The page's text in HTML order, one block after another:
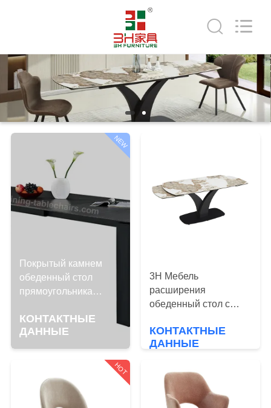
ДОМ
ПРОДУКТЫ
О
ПУТЕШЕСТВИЕ
ФАБРИКИ
ПРОВЕРКА
КАЧЕСТВА
КОНТАКТ
США
ЦИТАТУ
Reserved.
NEW
Покрытый камнем
обеденный стол
прямоугольника
стальные ноги в 3
метра
КОНТАКТНЫЕ
ДАННЫЕ
3H Мебель
расширения
обеденный стол с
материалом сборки
требуется
КОНТАКТНЫЕ
ДАННЫЕ
HOT